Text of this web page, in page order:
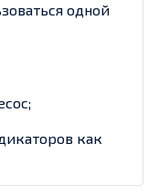
одной
как